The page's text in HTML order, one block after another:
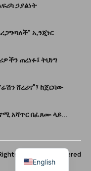
ኃያልነት
ኢንጂነር
ጠረነፉ፤ ትህነግ
ሸረሪና”፤ ከጀርባው
አሻጥር በፈጸሙ ላይ...
Reserved. Powered
English